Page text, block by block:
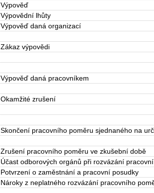
Výpověď
Výpovědní lhůty
Výpověď daná organizací
Zákaz výpovědi
Výpověď daná pracovníkem
Okamžité zrušení
Skončení pracovního poměru sjednaného na
Zrušení pracovního poměru ve zkušební době
Účast odborových orgánů při rozvázání
Potvrzení o zaměstnání a pracovní posudky
Nároky z neplatného rozvázání pracovního